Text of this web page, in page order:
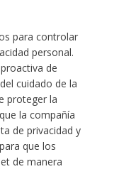
para controlar
personal.
de
cuidado de la
proteger la
la compañía
de privacidad y
que los
de manera